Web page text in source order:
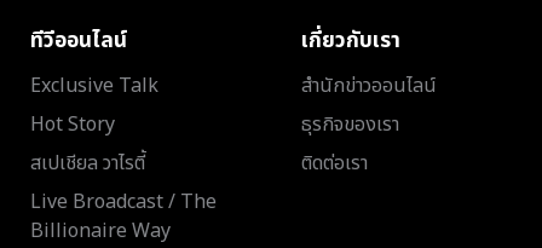
ทีวีออนไลน์
Exclusive Talk
Hot Story
สเปเชียล วาไรตี้
Live Broadcast / The
Billionaire Way
เกี่ยวกับเรา
สำนักข่าวออนไลน์
ธุรกิจของเรา
ติดต่อเรา